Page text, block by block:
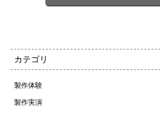
カテゴリ
製作体験
製作実演